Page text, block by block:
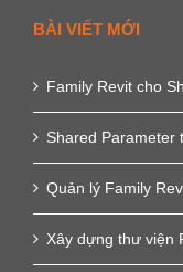
BÀI VIẾT MỚI
Family Revit cho
Shared Parameter
Quản lý Family
Xây dựng thư viện